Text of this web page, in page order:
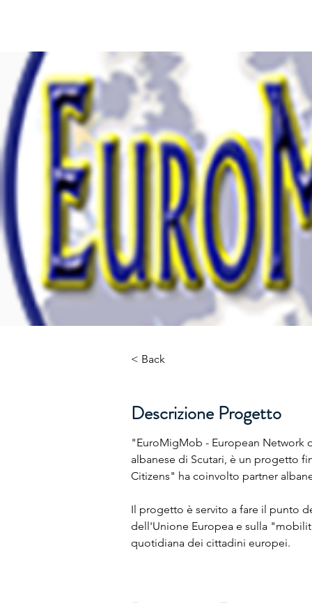
< Back
Descrizione Progetto
"EuroMigMob - European
albanese di Scutari, è un progetto
Citizens" ha coinvolto partner
Il progetto è servito a fare il punto
dell'Unione Europea e sulla
quotidiana dei cittadini europei.